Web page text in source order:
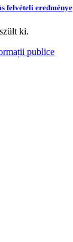
felvételi eredménye
ki.
publice